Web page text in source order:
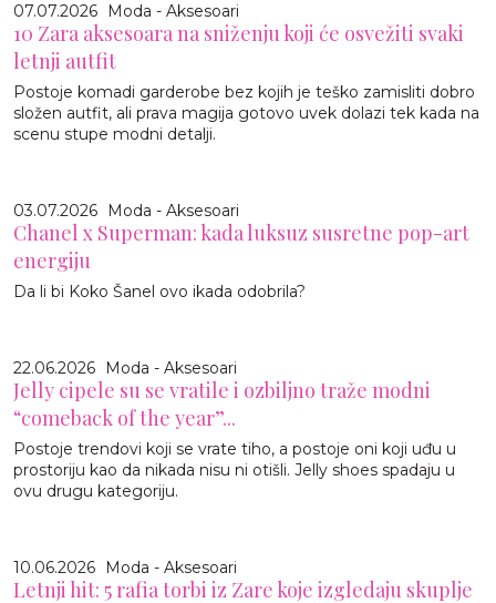
07.07.2026 Moda - Aksesoari
10 Zara aksesoara na sniženju koji će osvežiti svaki
letnji autfit
Postoje komadi garderobe bez kojih je teško zamisliti dobro
složen autfit, ali prava magija gotovo uvek dolazi tek kada na
scenu stupe modni detalji.
03.07.2026 Moda - Aksesoari
Chanel x Superman: kada luksuz susretne pop-art
energiju
Da li bi Koko Šanel ovo ikada odobrila?
22.06.2026 Moda - Aksesoari
Jelly cipele su se vratile i ozbiljno traže modni
“comeback of the year”...
Postoje trendovi koji se vrate tiho, a postoje oni koji uđu u
prostoriju kao da nikada nisu ni otišli. Jelly shoes spadaju u
ovu drugu kategoriju.
10.06.2026 Moda - Aksesoari
Letnji hit: 5 rafia torbi iz Zare koje izgledaju skuplje